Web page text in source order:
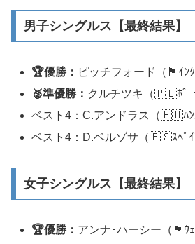
男子シングルス【最終結果】
🏆優勝： ピッチフォード（🏴󠁧󠁢󠁥󠁮󠁧󠁿ｲﾝ
🥈準優勝： クルチツキ（🇵🇱ﾎﾟｰ
ベスト4：C.アンドラス（🇭🇺ﾊﾝ
ベスト4：D.ベルゾサ（🇪🇸ｽﾍﾟ
女子シングルス【最終結果】
🏆優勝： アンナ･ハーシー（🏴󠁧󠁢󠁷󠁬󠁳󠁿ｳ